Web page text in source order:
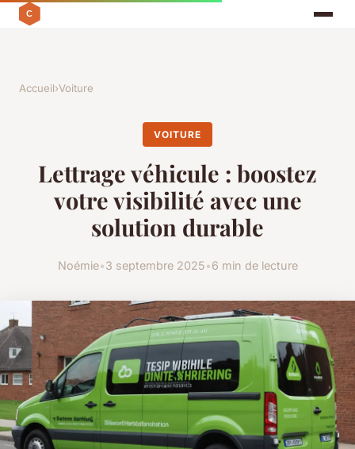
Accueil›Voiture
VOITURE
Lettrage véhicule : boostez
votre visibilité avec une
solution durable
Noémie•3 septembre 2025•6 min de lecture